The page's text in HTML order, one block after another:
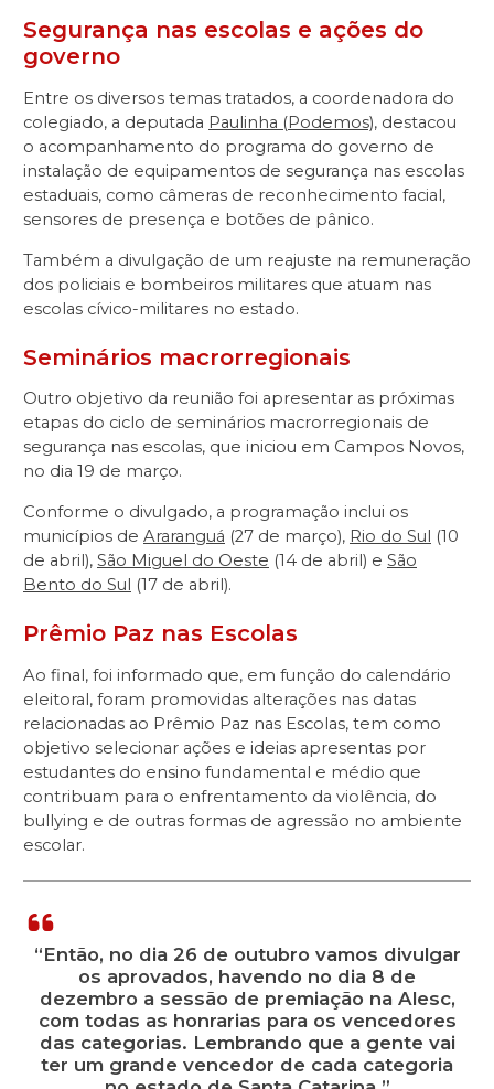
Segurança nas escolas e ações do
governo
Entre os diversos temas tratados, a coordenadora do
colegiado, a deputada Paulinha (Podemos), destacou
o acompanhamento do programa do governo de
instalação de equipamentos de segurança nas escolas
estaduais, como câmeras de reconhecimento facial,
sensores de presença e botões de pânico.
Também a divulgação de um reajuste na remuneração
dos policiais e bombeiros militares que atuam nas
escolas cívico-militares no estado.
Seminários macrorregionais
Outro objetivo da reunião foi apresentar as próximas
etapas do ciclo de seminários macrorregionais de
segurança nas escolas, que iniciou em Campos Novos,
no dia 19 de março.
Conforme o divulgado, a programação inclui os
municípios de Araranguá (27 de março), Rio do Sul (10
de abril), São Miguel do Oeste (14 de abril) e São
Bento do Sul (17 de abril).
Prêmio Paz nas Escolas
Ao final, foi informado que, em função do calendário
eleitoral, foram promovidas alterações nas datas
relacionadas ao Prêmio Paz nas Escolas, tem como
objetivo selecionar ações e ideias apresentas por
estudantes do ensino fundamental e médio que
contribuam para o enfrentamento da violência, do
bullying e de outras formas de agressão no ambiente
escolar.
“Então, no dia 26 de outubro vamos divulgar
os aprovados, havendo no dia 8 de
dezembro a sessão de premiação na Alesc,
com todas as honrarias para os vencedores
das categorias. Lembrando que a gente vai
ter um grande vencedor de cada categoria